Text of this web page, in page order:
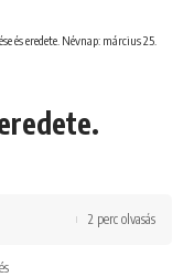
és eredete. Névnap: március 25.
2 perc olvasás